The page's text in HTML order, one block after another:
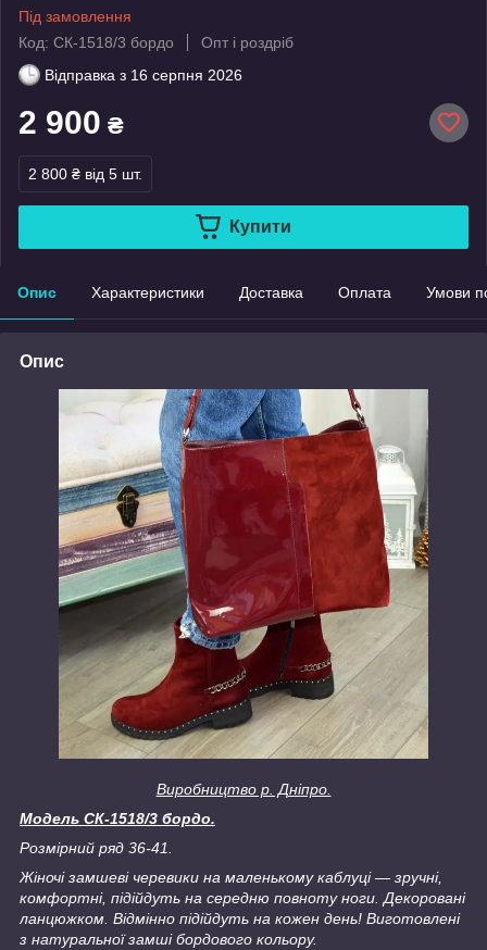
Під замовлення
Код: СК-1518/3 бордо
Опт і роздріб
Відправка з 16 серпня 2026
2 900 ₴
2 800 ₴ від 5 шт.
Купити
Опис Характеристики Доставка Оплата Умови
Опис
Виробництво р. Дніпро.
Модель СК-1518/3 бордо.
Розмірний ряд 36-41.
Жіночі замшеві черевики на маленькому каблуці ― зручні,
комфортні, підійдуть на середню повноту ноги. Декоровані
ланцюжком. Відмінно підійдуть на кожен день! Виготовлені
з натуральної замші бордового кольору.